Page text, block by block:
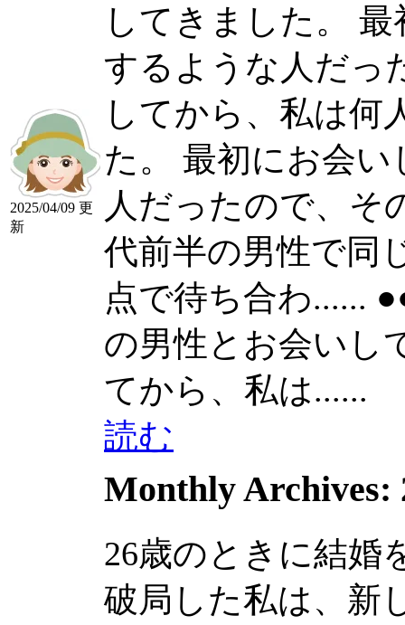
2025/04/09 更
新
してきました。
するような人だっ
してから、私は何
た。 最初にお会
人だったので、そ
代前半の男性で同
点で待ち合わ......
の男性とお会いし
てから、私は......
読む
Monthly Archives:
26歳のときに結婚
破局した私は、新